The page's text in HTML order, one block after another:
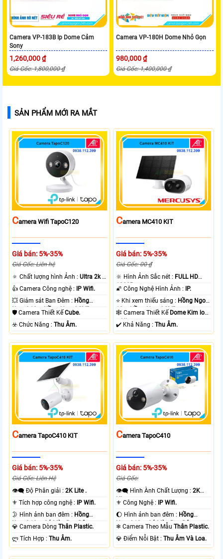
Camera VP-183B Ip Dome Cảm
Sony
1,260,000 ₫
Giá Gốc: 1,800,000 ₫
Camera VP-180H Dome Nhỏ Gọn
980,000 ₫
Giá Gốc: 1,400,000 ₫
SẢN PHẨM MỚI RA MẮT
CAmera Wifi TapoC120
Giá bán: 5%-35%
Giá Gốc: Liên hệ
🔅 Chất lượng hình Ảnh :Ultra 2k +
.
👍 Camera Công nghệ : IP Wifi.
💥 Giám sát Ban Đêm : Hồng
Ngoại 10m Hồng Ngoại SMD.
🛡 Camera Thiết KếCube.
️☣️ Chức Năng :Thu Âm.
CAmera MC410 KIT
Giá bán: 5%-35%
Giá Gốc: 00 ₫
🔆 Hình Ảnh Sắc nét : FULL HD
1080P .
🌠 Công Nghệ Hình Ảnh : IP.
⭐ Khi xem thiếu sáng : Hồng Ngoại
10m Hồng Ngoại SMD.
🕸️ Camera Thiết Kế Dome Kim loại
+ Nhựa.
️✔️ Khả Năng :Thu Âm.
CAmera TapoC410 KIT
Giá bán: 5%-35%
Giá Gốc: Liên Hệ
👁️‍🗨 Độ Phân giải :2K Lite .
⚜️ Tích hợp công nghệ : IP Wifi.
🌛 Hình ảnh ban đêm : Hồng
Ngoại 10m Có Màu Ban Ðêm.
💎 Camera DòngThân Plastic.
️ლ Tích Hợp :Thu Âm.
CAmera TapoC410
Giá bán: 5%-35%
Giá Gốc:
👁️‍🗨 Hình Ành Chất Lượng :2K
Lite .
⚜️ Công Nghệ : IP Wifi.
🌔 Hình ảnh ban đêm : Hồng
Ngoại 10m Có Màu Ban Ðêm.
❄ Camera Theo MẫuThân Plastic.
️💎 Điểm Nỗi Bật :Thu Âm Và Loa.